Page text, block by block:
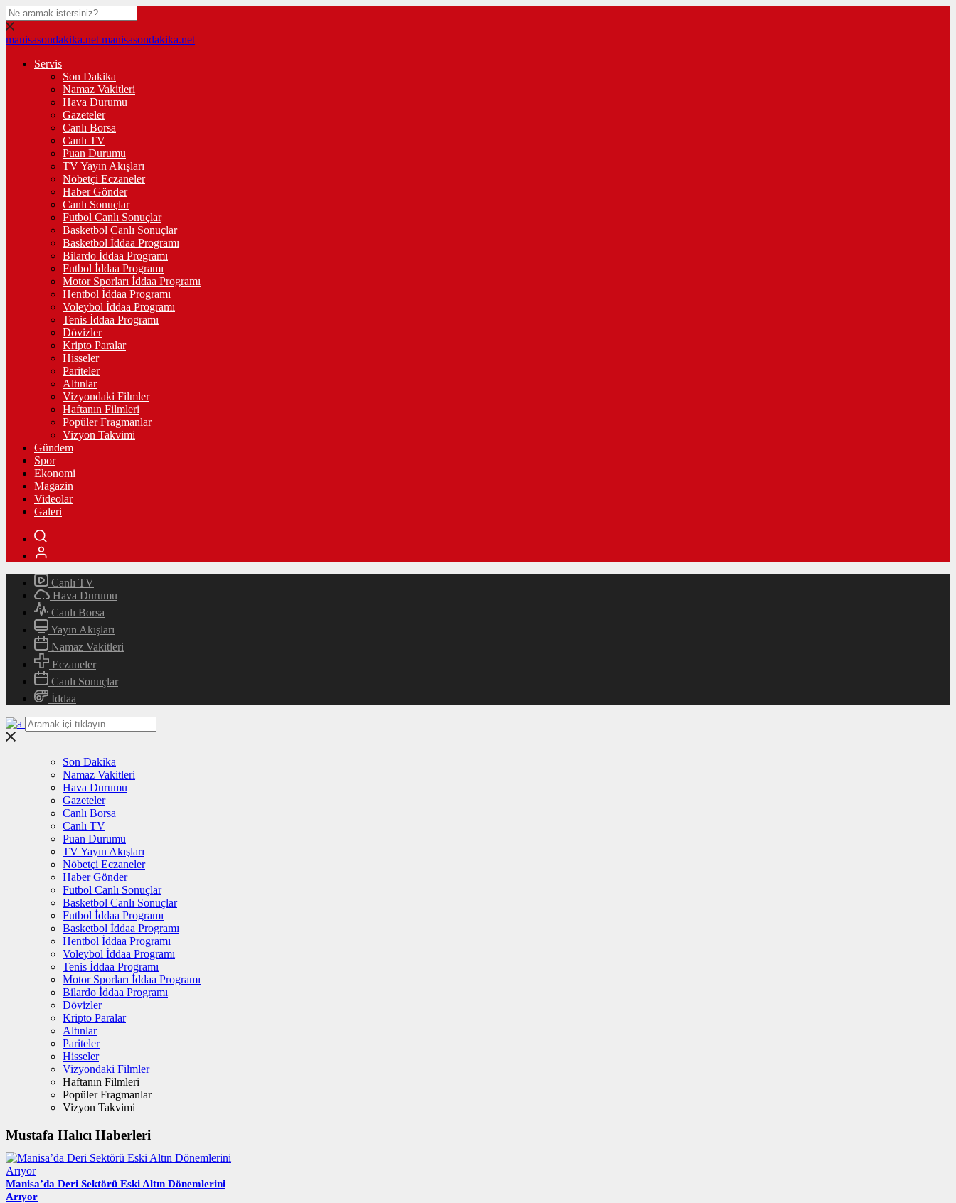
manisasondakika.net manisasondakika.net
Servis
Son Dakika
Namaz Vakitleri
Hava Durumu
Gazeteler
Canlı Borsa
Canlı TV
Puan Durumu
TV Yayın Akışları
Nöbetçi Eczaneler
Haber Gönder
Canlı Sonuçlar
Futbol Canlı Sonuçlar
Basketbol Canlı Sonuçlar
Basketbol İddaa Programı
Bilardo İddaa Programı
Futbol İddaa Programı
Motor Sporları İddaa Programı
Hentbol İddaa Programı
Voleybol İddaa Programı
Tenis İddaa Programı
Dövizler
Kripto Paralar
Hisseler
Pariteler
Altınlar
Vizyondaki Filmler
Haftanın Filmleri
Popüler Fragmanlar
Vizyon Takvimi
Gündem
Spor
Ekonomi
Magazin
Videolar
Galeri
Canlı TV
Hava Durumu
Canlı Borsa
Yayın Akışları
Namaz Vakitleri
Eczaneler
Canlı Sonuçlar
İddaa
Son Dakika
Namaz Vakitleri
Hava Durumu
Gazeteler
Canlı Borsa
Canlı TV
Puan Durumu
TV Yayın Akışları
Nöbetçi Eczaneler
Haber Gönder
Futbol Canlı Sonuçlar
Basketbol Canlı Sonuçlar
Futbol İddaa Programı
Basketbol İddaa Programı
Hentbol İddaa Programı
Voleybol İddaa Programı
Tenis İddaa Programı
Motor Sporları İddaa Programı
Bilardo İddaa Programı
Dövizler
Kripto Paralar
Altınlar
Pariteler
Hisseler
Vizyondaki Filmler
Haftanın Filmleri
Popüler Fragmanlar
Vizyon Takvimi
Mustafa Halıcı Haberleri
Manisa’da Deri Sektörü Eski Altın Dönemlerini
Arıyor